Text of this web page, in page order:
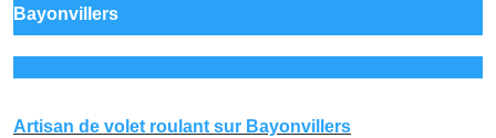
Bayonvillers
Artisan de volet roulant sur Bayonvillers